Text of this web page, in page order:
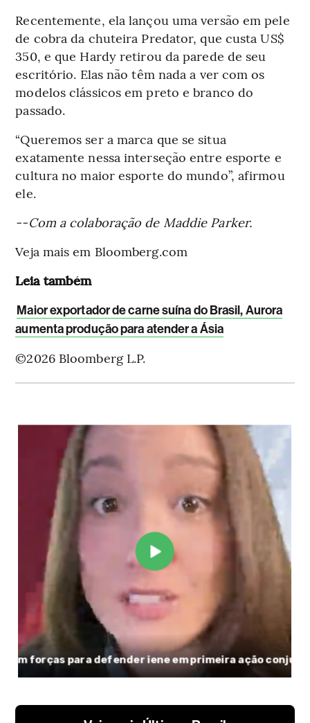
Recentemente, ela lançou uma versão em pele
de cobra da chuteira Predator, que custa US$
350, e que Hardy retirou da parede de seu
escritório. Elas não têm nada a ver com os
modelos clássicos em preto e branco do
passado.
“Queremos ser a marca que se situa
exatamente nessa interseção entre esporte e
cultura no maior esporte do mundo”, afirmou
ele.
--Com a colaboração de Maddie Parker.
Veja mais em Bloomberg.com
Leia também
Maior exportador de carne suína do Brasil, Aurora
aumenta produção para atender a Ásia
©2026 Bloomberg L.P.